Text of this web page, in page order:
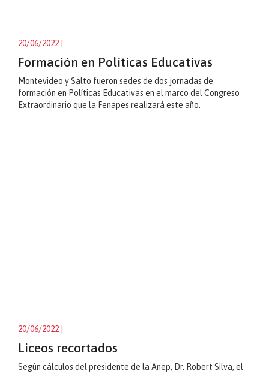
20/06/2022
Formación en Políticas Educativas
Montevideo y Salto fueron sedes de dos jornadas de
formación en Políticas Educativas en el marco del Congreso
Extraordinario que la Fenapes realizará este año.
20/06/2022
Liceos recortados
Según cálculos del presidente de la Anep, Dr. Robert Silva, el